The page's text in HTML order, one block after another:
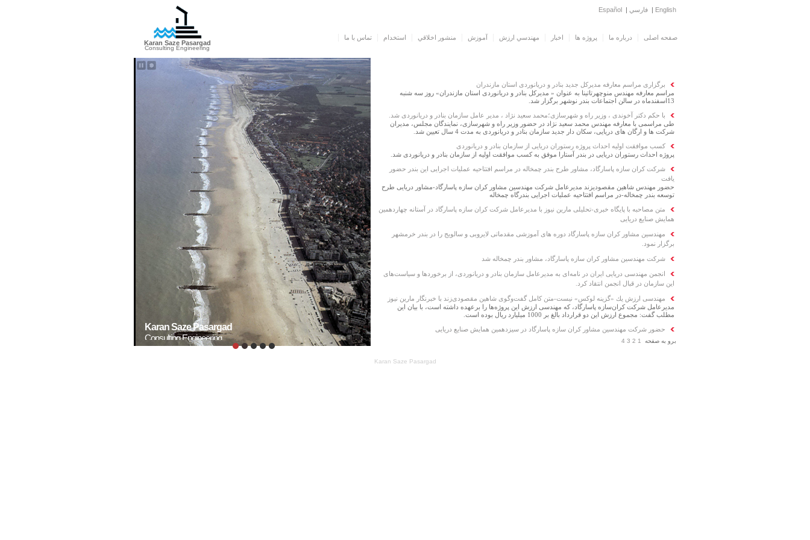
Karan Saze Pasargad
Consulting Engineering
English
| فارسي |
Español
صفحه اصلی درباره ما پروژه ها اخبار مهندسي ارزش آموزش منشور اخلاقي استخدام تماس با ما
برگزاری مراسم معارفه مدیرکل جدید بنادر و دریانوردی استان مازندران
مراسم معارفه مهندس منوچهرتاتینا به عنوان « مدیرکل بنادر و دریانوردی استان مازندران» روز سه شنبه
13اسفندماه در سالن اجتماعات بندر نوشهر برگزار شد.
با حکم دکتر آخوندی ، وزیر راه و شهرسازی؛محمد سعید نژاد ، مدیر عامل سازمان بنادر و دریانوردی شد.
طی مراسمی با معارفه مهندس محمد سعید نژاد در حضور وزیر راه و شهرسازی، نمایندگان مجلس، مدیران
شرکت ها و ارگان های دریایی، سکان دار جدید سازمان بنادر و دریانوردی به مدت 4 سال تعیین شد.
کسب موافقت اولیه احداث پروژه رستوران دریایی از سازمان بنادر و دریانوردی
پروژه احداث رستوران دریایی در بندر آستارا موفق به کسب موافقت اولیه از سازمان بنادر و دریانوردی شد.
شرکت کران سازه پاسارگاد، مشاور طرح بندر چمخاله در مراسم افتتاحیه عملیات اجرایی این بندر حضور
یافت
حضور مهندس شاهین مقصودی‏زند مدیرعامل شرکت مهندسین مشاور کران سازه پاسارگاد-مشاور دریایی طرح
توسعه بندر چمخاله-در مراسم افتتاحیه عملیات اجرایی بندرگاه چمخاله
متن مصاحبه با پایگاه خبری-تحلیلی مارین نیوز با مدیرعامل شرکت کران سازه پاسارگاد در آستانه چهاردهمین
همایش صنایع دریایی
مهندسین مشاور کران سازه پاسارگاد دوره های آموزشی مقدماتی لایروبی و سالویج را در بندر خرمشهر
برگزار نمود.
شرکت مهندسین مشاور کران سازه پاسارگاد، مشاور بندر چمخاله شد
انجمن مهندسی دریایی ایران در نامه‌ای به مدیرعامل سازمان بنادر و دریانوردی، از برخوردها و سیاست‌های
این سازمان در قبال انجمن انتقاد كرد.
مهندسی ارزش یك «گزینه لوكس» نیست-متن کامل گفت‌وگوی شاهین مقصودی‌زند با خبرنگار مارین نیوز
مدیرعامل شركت كران‌سازه پاسارگاد، كه مهندسی ارزش این پروژه‌ها را برعهده داشته است، با بیان این
مطلب گفت: مجموع ارزش این دو قرارداد بالغ بر 1000 میلیارد ریال بوده است.
حضور شرکت مهندسین مشاور کران سازه پاسارگاد در سيزدهمين همايش صنايع دريايی
برو به صفحه 1
2
3
4
Karan Saze Pasargad